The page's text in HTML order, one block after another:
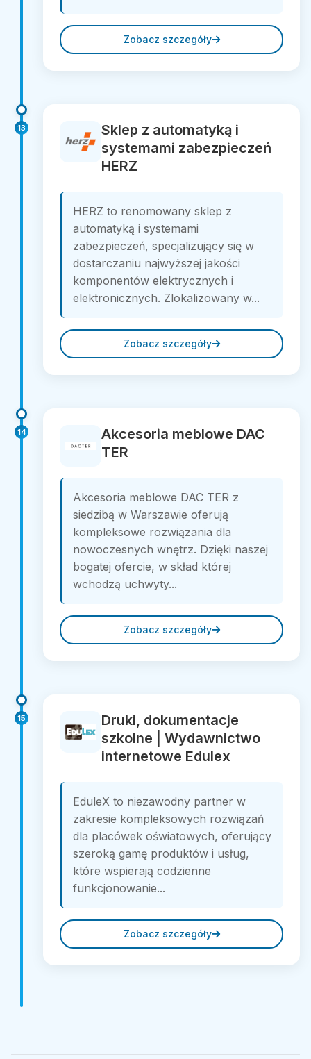
Zobacz szczegóły
13
Sklep z automatyką i
systemami zabezpieczeń
HERZ
HERZ to renomowany sklep z
automatyką i systemami
zabezpieczeń, specjalizujący się w
dostarczaniu najwyższej jakości
komponentów elektrycznych i
elektronicznych. Zlokalizowany w...
Zobacz szczegóły
14
Akcesoria meblowe DAC
TER
Akcesoria meblowe DAC TER z
siedzibą w Warszawie oferują
kompleksowe rozwiązania dla
nowoczesnych wnętrz. Dzięki naszej
bogatej ofercie, w skład której
wchodzą uchwyty...
Zobacz szczegóły
15
Druki, dokumentacje
szkolne | Wydawnictwo
internetowe Edulex
EduleX to niezawodny partner w
zakresie kompleksowych rozwiązań
dla placówek oświatowych, oferujący
szeroką gamę produktów i usług,
które wspierają codzienne
funkcjonowanie...
Zobacz szczegóły